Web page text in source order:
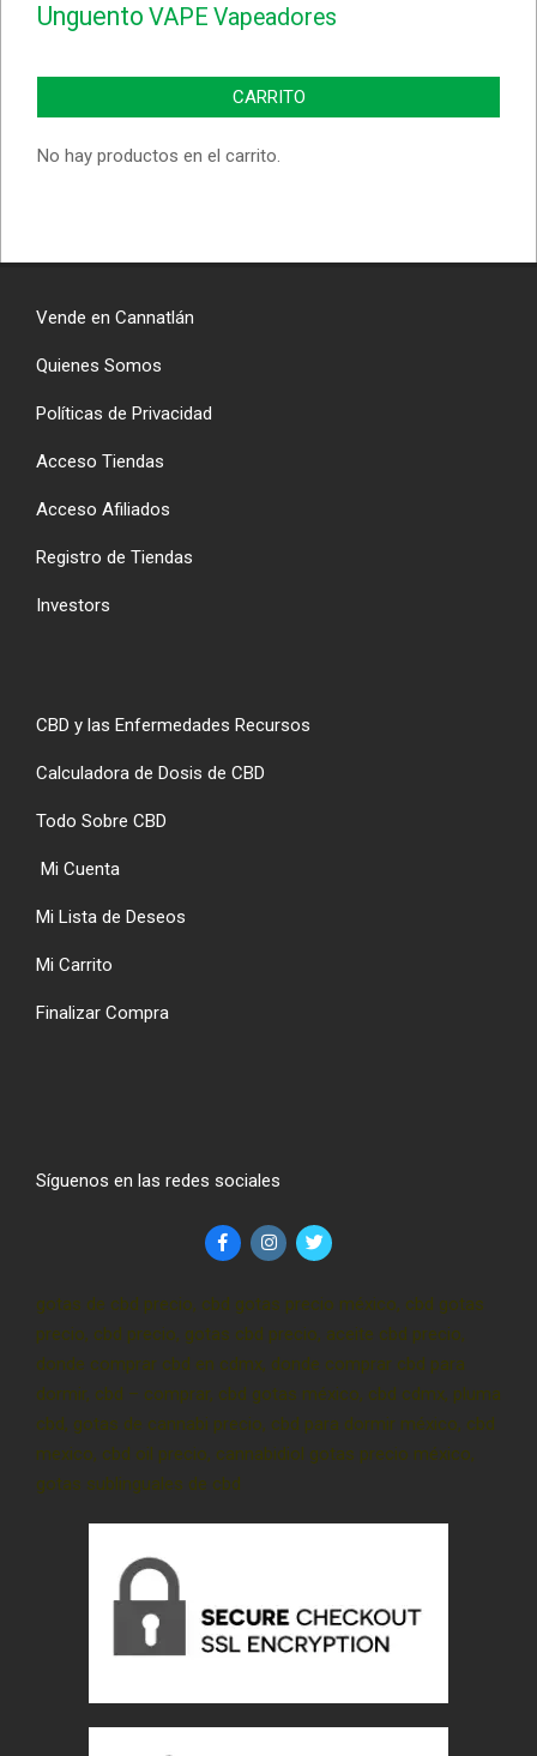
Unguento VAPE Vapeadores
CARRITO
No hay productos en el carrito.
Vende en Cannatlán
Quienes Somos
Políticas de Privacidad
Acceso Tiendas
Acceso Afiliados
Registro de Tiendas
Investors
CBD y las Enfermedades Recursos
Calculadora de Dosis de CBD
Todo Sobre CBD
Mi Cuenta
Mi Lista de Deseos
Mi Carrito
Finalizar Compra
Síguenos en las redes sociales
gotas de cbd precio, cbd gotas precio méxico, cbd gotas
precio, cbd precio, gotas cbd precio, aceite cbd precio,
donde comprar cbd en cdmx, donde comprar cbd para
dormir, cbd – comprar, cbd gotas méxico, cbd cdmx, pluma
cbd, gotas de cannabi precio, cbd para dormir méxico, cbd
mexico, cbd oil precio, cannabidiol gotas precio méxico,
gotas sublinguales de cbd